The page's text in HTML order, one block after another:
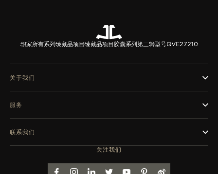
积家所有系列臻藏品项目臻藏品项目胶囊系列第三辑型号QVE27210
关注我们
关于我们
服务
联系我们